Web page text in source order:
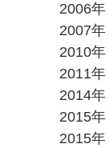
2006
2007
2010
2011
2014
2015
2015